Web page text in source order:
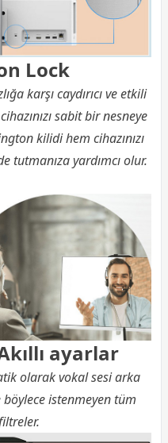
Lock
karşı caydırıcı ve etkili
sabit bir nesneye
kilidi hem cihazınızı
tutmanıza yardımcı olur.
ayarlar
olarak vokal sesi arka
istenmeyen tüm